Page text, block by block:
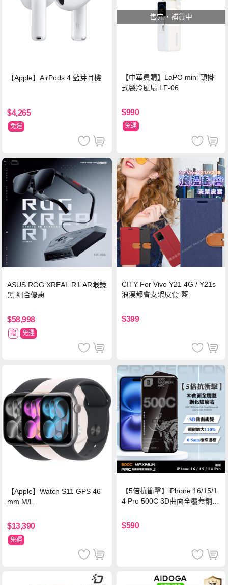
【Apple】AirPods 4 藍芽耳機
$4,265
免運
售完，補貨中
【中華員購】LaPO mini 頸掛
式製冷風扇 LF-06
$990
免運
ASUS ROG XREAL R1 AR眼鏡
黑 組合優惠
$58,998
贈 免運
CITY For Vivo Y21 4G / Y21s
浪漫都會支架皮套-藍
$399
【Apple】Watch S11 GPS 46
mm M/L
$13,390
免運
【5倍抗衝擊】iPhone 16/15/1
4 Pro 500C 3D曲面全覆蓋鋼化
保護貼
$590